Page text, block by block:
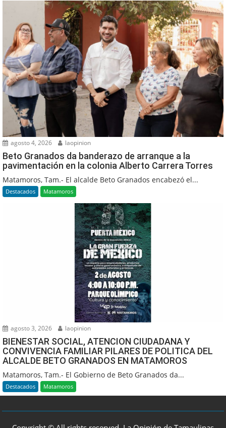
agosto 4, 2026 laopinion
Beto Granados da banderazo de arranque a la
pavimentación en la colonia Alberto Carrera Torres
Matamoros, Tam.- El alcalde Beto Granados encabezó el...
Destacados Matamoros
agosto 3, 2026 laopinion
BIENESTAR SOCIAL, ATENCION CIUDADANA Y
CONVIVENCIA FAMILIAR PILARES DE POLITICA DEL
ALCALDE BETO GRANADOS EN MATAMOROS
Matamoros, Tam.- El Gobierno de Beto Granados da...
Destacados Matamoros